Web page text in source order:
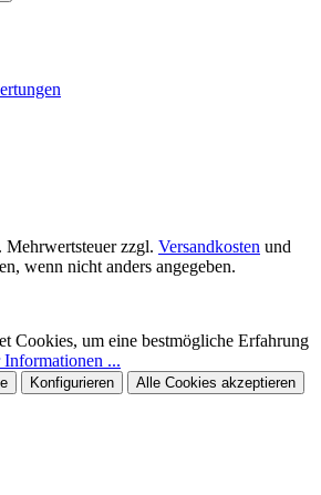
zzgl. Versandkosten und
wenn nicht anders angegeben.
Cookies, um eine bestmögliche Erfahrung
...
Konfigurieren Alle Cookies akzeptieren